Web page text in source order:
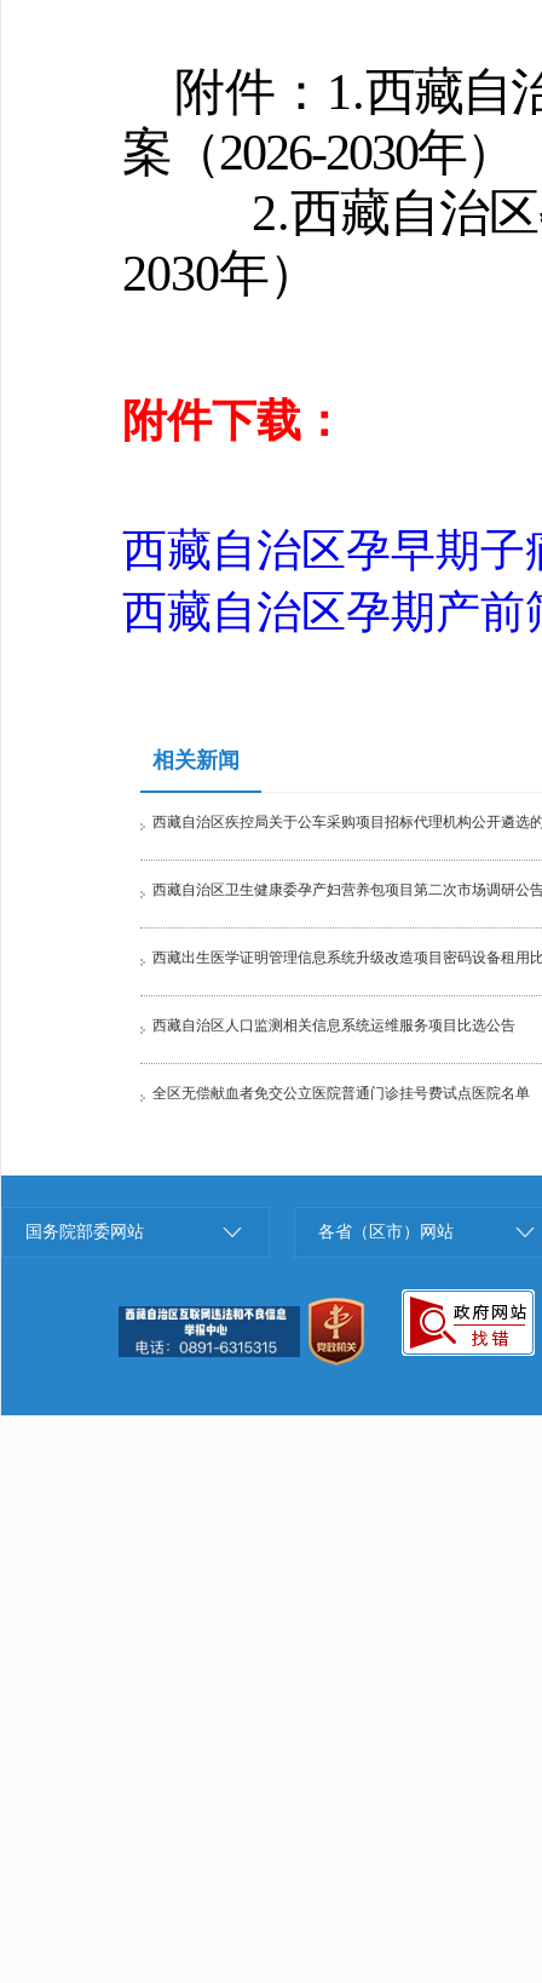
附件： 1.西藏自
案 （2026-2030年）
2.西藏自治
2030年）
附件下载：
西藏自治区孕早期子
西藏自治区孕期产前
相关新闻
西藏自治区疾控局关于公车采购项目招标代理机构公开遴选
西藏自治区卫生健康委孕产妇营养包项目第二次市场调研公
西藏出生医学证明管理信息系统升级改造项目密码设备租用
西藏自治区人口监测相关信息系统运维服务项目比选公告
全区无偿献血者免交公立医院普通门诊挂号费试点医院名单
国务院部委网站 各省（区市）网站